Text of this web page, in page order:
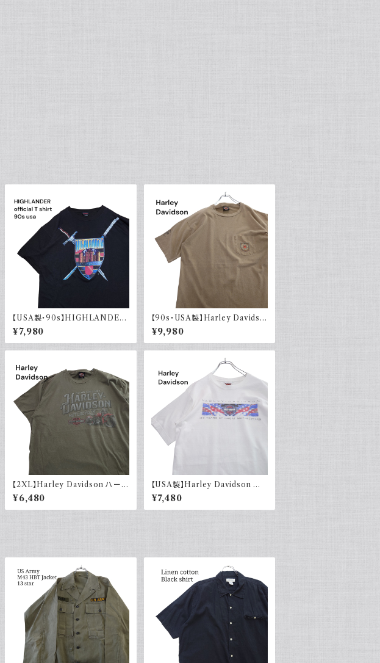
【USA製・90s】HIGHLANDER
悪魔の戦士 オフィシャルTシャツ
¥7,980
【90s・USA製】Harley Davidso
n ハーレーダビッドソン ポケット付
き Tシャツ 古着 フェード シングル
ステッチ ベージュ ヴィンテージ 大
¥9,980
【2XL】Harley Davidson ハーレ
ーダビッドソン プリントTシャツ 古
着 カーキグリーン
¥6,480
【USA製】Harley Davidson ハ
ーレーダビッドソン プリントTシャ
ツ 古着 ホワイト 白 2002年 100
周年
¥7,480